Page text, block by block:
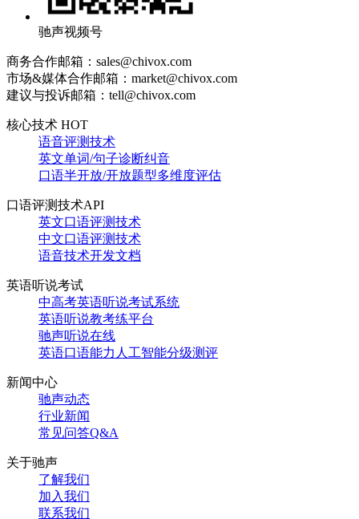
驰声视频号
商务合作邮箱：sales@chivox.com
市场&媒体合作邮箱：market@chivox.com
建议与投诉邮箱：tell@chivox.com
核心技术 HOT
语音评测技术
英文单词/句子诊断纠音
口语半开放/开放题型多维度评估
口语评测技术API
英文口语评测技术
中文口语评测技术
语音技术开发文档
英语听说考试
中高考英语听说考试系统
英语听说教考练平台
驰声听说在线
英语口语能力人工智能分级测评
新闻中心
驰声动态
行业新闻
常见问答Q&A
关于驰声
了解我们
加入我们
联系我们